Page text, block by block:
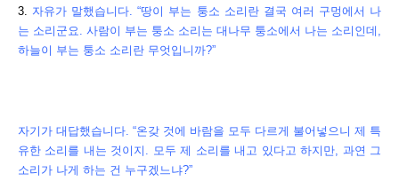
3. 자유가 말했습니다. “땅이 부는 퉁소 소리란 결국 여러 구멍에서 나
는 소리군요. 사람이 부는 퉁소 소리는 대나무 퉁소에서 나는 소리인데,
하늘이 부는 퉁소 소리란 무엇입니까?”
자기가 대답했습니다. “온갖 것에 바람을 모두 다르게 불어넣으니 제 특
유한 소리를 내는 것이지. 모두 제 소리를 내고 있다고 하지만, 과연 그
소리가 나게 하는 건 누구겠느냐?”